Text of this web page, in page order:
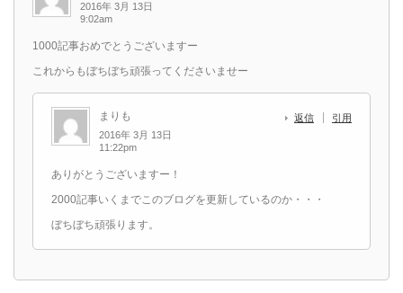
2016年 3月 13日
9:02am
1000記事おめでとうございますー
これからもぼちぼち頑張ってくださいませー
まりも
2016年 3月 13日
11:22pm
返信 引用
ありがとうございますー！
2000記事いくまでこのブログを更新しているのか・・・
ぼちぼち頑張ります。